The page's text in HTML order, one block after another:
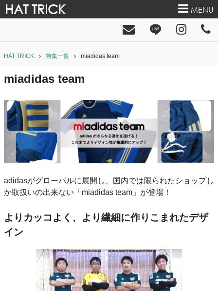
HAT TRICK MENU
HAT TRICK 特集一覧 miadidas team
miadidas team
adidasがグローバルに展開し、国内では限られたショップし
か取扱いの出来ない「miadidas team」が登場！
よりカッコよく、より繊細に作りこまれたデザ
イン